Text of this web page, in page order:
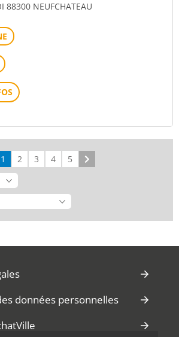
88300 NEUFCHATEAU
1 2 3 4 5
données personnelles